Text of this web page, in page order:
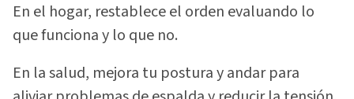
En el hogar, restablece el orden evaluando lo
que funciona y lo que no.
En la salud, mejora tu postura y andar para